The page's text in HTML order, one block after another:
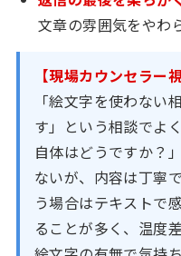
文章の雰囲気をやわ
【現場カウンセラー視
「絵文字を使わない
す」という相談でよ
自体はどうですか？
ないが、内容は丁寧
う場合はテキストで
ることが多く、温度